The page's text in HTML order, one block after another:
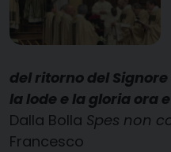
del ritorno del
la lode e la gloria ora
Dalla Bolla Spes non
Francesco